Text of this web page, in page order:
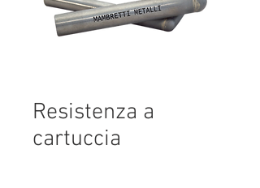
Resistenza a
cartuccia